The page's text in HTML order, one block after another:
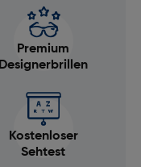
Premium
Designerbrillen
Kostenloser
Sehtest